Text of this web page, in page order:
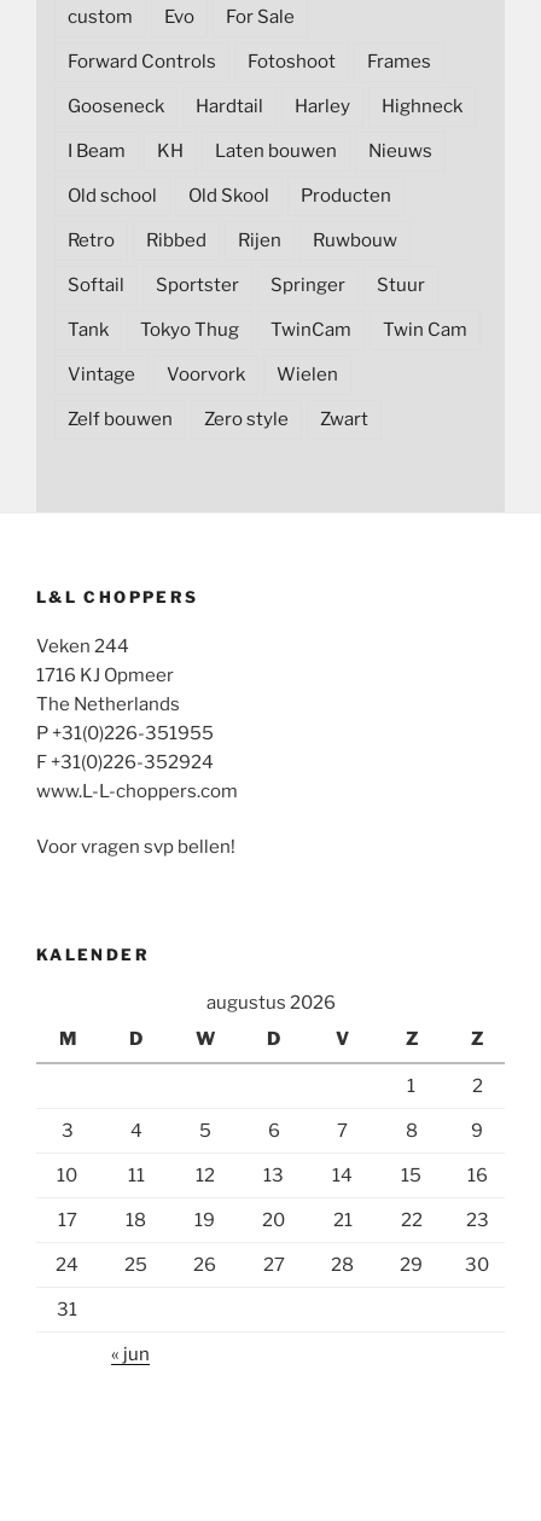
custom Evo For Sale
Forward Controls Fotoshoot Frames
Gooseneck Hardtail Harley Highneck
I Beam KH Laten bouwen Nieuws
Old school Old Skool Producten
Retro Ribbed Rijen Ruwbouw
Softail Sportster Springer Stuur
Tank Tokyo Thug TwinCam Twin Cam
Vintage Voorvork Wielen
Zelf bouwen Zero style Zwart
L&L CHOPPERS
Veken 244
1716 KJ Opmeer
The Netherlands
P +31(0)226-351955
F +31(0)226-352924
www.L-L-choppers.com
Voor vragen svp bellen!
KALENDER
augustus 2026
M
D W D V Z Z
1 2
3 4 5 6 7 8 9
10 11 12 13 14 15 16
17 18 19 20 21 22 23
24 25 26 27 28 29 30
31
« jun